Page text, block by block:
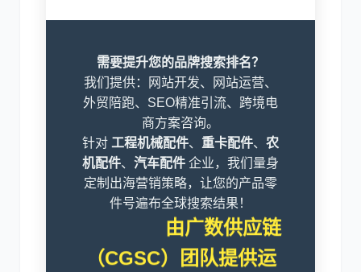
需要提升您的品牌搜索排名？
我们提供：网站开发、网站运营、
外贸陪跑、SEO精准引流、跨境电
商方案咨询。
针对 工程机械配件、 重卡配件、 农
机配件、 汽车配件 企业，我们量身
定制出海营销策略，让您的产品零
件号遍布全球搜索结果！
由广数供应链
（CGSC）团队提供运